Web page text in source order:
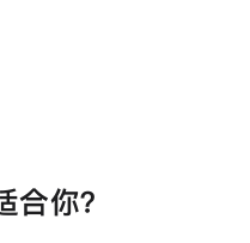
你？